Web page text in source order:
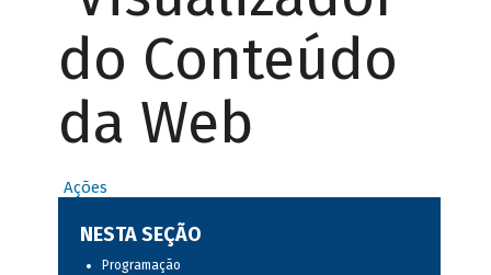
do Conteúdo
da Web
Ações
NESTA SEÇÃO
Programação